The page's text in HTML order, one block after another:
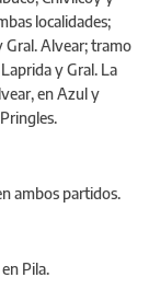
localidades;
Gral. Alvear; tramo
y Gral. La
en Azul y
ambos partidos.
Pila.